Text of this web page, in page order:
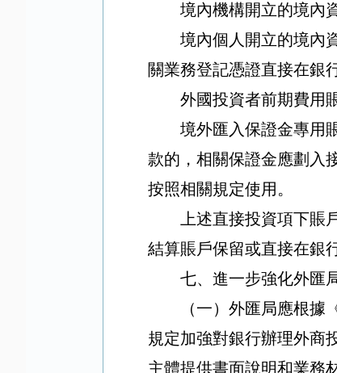
境內機構開立的境內
境內個人開立的境內
關業務登記憑證直接在銀
外國投資者前期費用
境外匯入保證金專用
款的，相關保證金應劃入
按照相關規定使用。
上述直接投資項下
結算賬戶保留或直接在銀
七、進一步強化外匯
（一）外匯局應根
規定加強對銀行辦理外商
主體提供書面說明和業務